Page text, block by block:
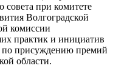
совета при комитете
Волгоградской
комиссии
практик и инициатив
присуждению премий
области.